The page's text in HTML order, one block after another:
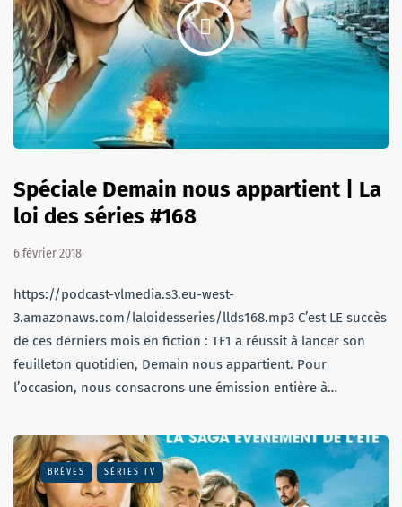
Spéciale Demain nous appartient | La
loi des séries #168
6 février 2018
https://podcast-vlmedia.s3.eu-west-
3.amazonaws.com/laloidesseries/llds168.mp3 C’est LE succès
de ces derniers mois en fiction : TF1 a réussit à lancer son
feuilleton quotidien, Demain nous appartient. Pour
l’occasion, nous consacrons une émission entière à…
BRÈVES SÉRIES TV